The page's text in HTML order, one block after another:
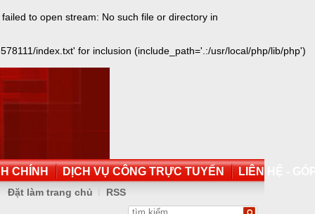
to open stream: No such file or directory in
index.txt' for inclusion (include_path='.:/usr/local/php/lib/php')
CHÍNH DỊCH VỤ CÔNG TRỰC TUYẾN LIÊN HỆ -
Đặt làm trang chủ RSS